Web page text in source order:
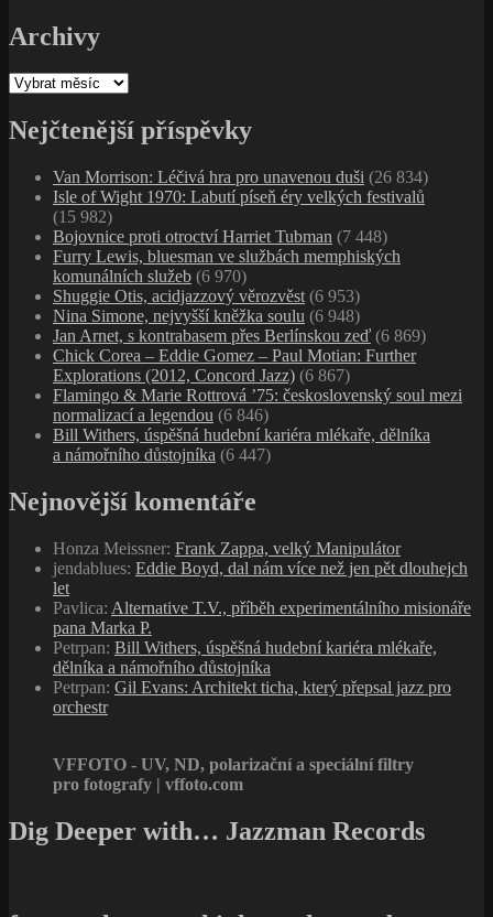
Archivy
Archivy
Nejčtenější příspěvky
Van Morrison: Léčivá hra pro unavenou duši (26 834)
Isle of Wight 1970: Labutí píseň éry velkých festivalů
(15 982)
Bojovnice proti otroctví Harriet Tubman (7 448)
Furry Lewis, bluesman ve službách memphiských
komunálních služeb (6 970)
Shuggie Otis, acidjazzový věrozvěst (6 953)
Nina Simone, nejvyšší kněžka soulu (6 948)
Jan Arnet, s kontrabasem přes Berlínskou zeď (6 869)
Chick Corea – Eddie Gomez – Paul Motian: Further
Explorations (2012, Concord Jazz) (6 867)
Flamingo & Marie Rottrová ’75: československý soul mezi
normalizací a legendou (6 846)
Bill Withers, úspěšná hudební kariéra mlékaře, dělníka
a námořního důstojníka (6 447)
Nejnovější komentáře
Honza Meissner: Frank Zappa, velký Manipulátor
jendablues: Eddie Boyd, dal nám více než jen pět dlouhejch
let
Pavlica: Alternative T.V., příběh experimentálního misionáře
pana Marka P.
Petrpan: Bill Withers, úspěšná hudební kariéra mlékaře,
dělníka a námořního důstojníka
Petrpan: Gil Evans: Architekt ticha, který přepsal jazz pro
orchestr
VFFOTO - UV, ND, polarizační a speciální filtry
pro fotografy | vffoto.com
Dig Deeper with… Jazzman Records